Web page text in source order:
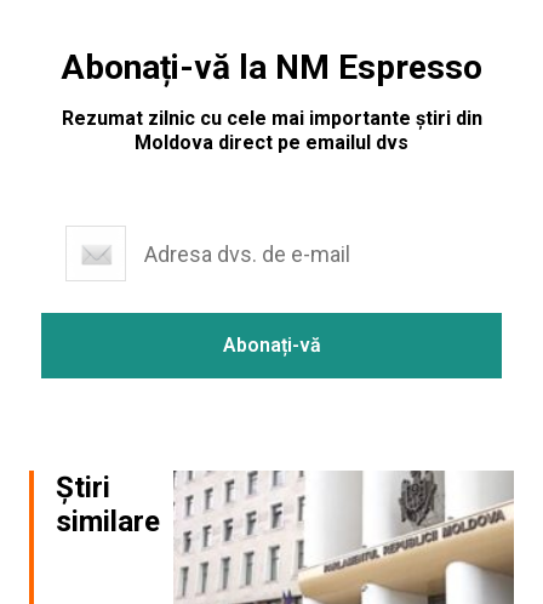
Abonați-vă la NM Espresso
Rezumat zilnic cu cele mai importante știri din
Moldova direct pe emailul dvs
Știri
similare